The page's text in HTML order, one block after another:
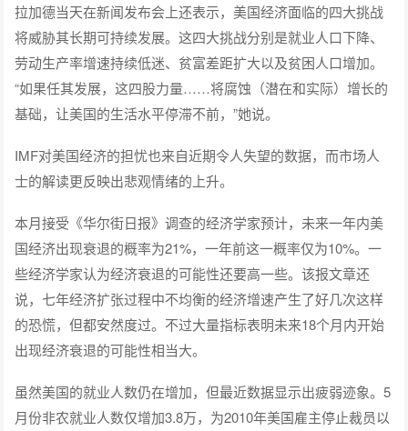
拉加德当天在新闻发布会上还表示，美国经济面临的四大挑战
将威胁其长期可持续发展。这四大挑战分别是就业人口下降、
劳动生产率增速持续低迷、贫富差距扩大以及贫困人口增加。
“如果任其发展，这四股力量……将腐蚀（潜在和实际）增长的
基础，让美国的生活水平停滞不前，”她说。
IMF对美国经济的担忧也来自近期令人失望的数据，而市场人
士的解读更反映出悲观情绪的上升。
本月接受《华尔街日报》调查的经济学家预计，未来一年内美
国经济出现衰退的概率为21%，一年前这一概率仅为10%。一
些经济学家认为经济衰退的可能性还要高一些。该报文章还
说，七年经济扩张过程中不均衡的经济增速产生了好几次这样
的恐慌，但都安然度过。不过大量指标表明未来18个月内开始
出现经济衰退的可能性相当大。
虽然美国的就业人数仍在增加，但最近数据显示出疲弱迹象。5
月份非农就业人数仅增加3.8万，为2010年美国雇主停止裁员以